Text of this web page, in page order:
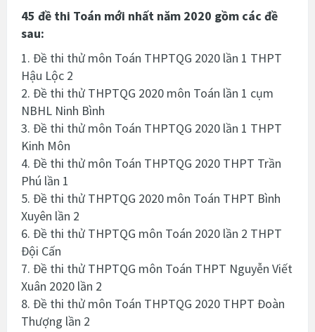
45 đề thi Toán mới nhất năm 2020 gồm các đề
sau:
1. Đề thi thử môn Toán THPTQG 2020 lần 1 THPT
Hậu Lộc 2
2. Đề thi thử THPTQG 2020 môn Toán lần 1 cụm
NBHL Ninh Bình
3. Đề thi thử môn Toán THPTQG 2020 lần 1 THPT
Kinh Môn
4. Đề thi thử môn Toán THPTQG 2020 THPT Trần
Phú lần 1
5. Đề thi thử THPTQG 2020 môn Toán THPT Bình
Xuyên lần 2
6. Đề thi thử THPTQG môn Toán 2020 lần 2 THPT
Đội Cấn
7. Đề thi thử THPTQG môn Toán THPT Nguyễn Viết
Xuân 2020 lần 2
8. Đề thi thử môn Toán THPTQG 2020 THPT Đoàn
Thượng lần 2